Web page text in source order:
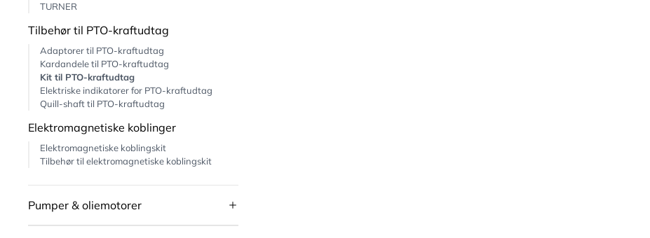
TURNER
Tilbehør til PTO-kraftudtag
Adaptorer til PTO-kraftudtag
Kardandele til PTO-kraftudtag
Kit til PTO-kraftudtag
Elektriske indikatorer for PTO-kraftudtag
Quill-shaft til PTO-kraftudtag
Elektromagnetiske koblinger
Elektromagnetiske koblingskit
Tilbehør til elektromagnetiske koblingskit
Pumper & oliemotorer